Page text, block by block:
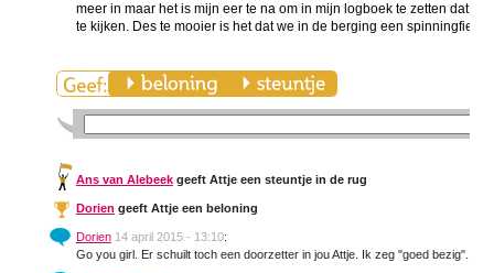
meer in maar het is mijn eer te na om in mijn logboek te zetten dat ik
te kijken. Des te mooier is het dat we in de berging een spinningfiets
Ans van Alebeekgeeft Attje een steuntje in de rug
Dorien geeft Attje een beloning
Dorien 14 april 2015 - 13:10:
Go you girl. Er schuilt toch een doorzetter in jou Attje. Ik zeg "goed bezig".